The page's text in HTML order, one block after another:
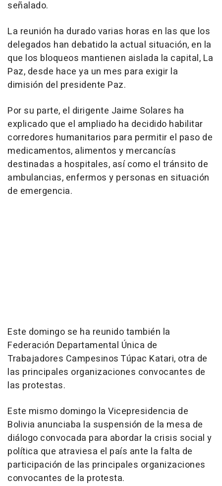
señalado.
La reunión ha durado varias horas en las que los
delegados han debatido la actual situación, en la
que los bloqueos mantienen aislada la capital, La
Paz, desde hace ya un mes para exigir la
dimisión del presidente Paz.
Por su parte, el dirigente Jaime Solares ha
explicado que el ampliado ha decidido habilitar
corredores humanitarios para permitir el paso de
medicamentos, alimentos y mercancías
destinadas a hospitales, así como el tránsito de
ambulancias, enfermos y personas en situación
de emergencia.
Este domingo se ha reunido también la
Federación Departamental Única de
Trabajadores Campesinos Túpac Katari, otra de
las principales organizaciones convocantes de
las protestas.
Este mismo domingo la Vicepresidencia de
Bolivia anunciaba la suspensión de la mesa de
diálogo convocada para abordar la crisis social y
política que atraviesa el país ante la falta de
participación de las principales organizaciones
convocantes de la protesta.